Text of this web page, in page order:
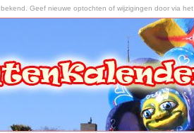
bekend. Geef nieuwe optochten of wijzigingen door via het